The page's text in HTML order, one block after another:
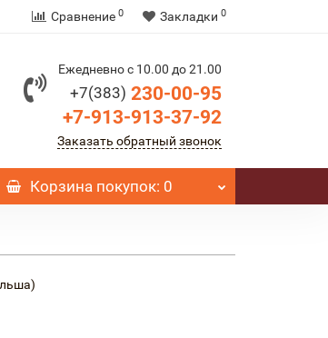
Сравнение 0 Закладки 0
Ежедневно с 10.00 до 21.00
+7(383) 230-00-95
+7-913-913-37-92
Заказать обратный звонок
Корзинапокупок: 0